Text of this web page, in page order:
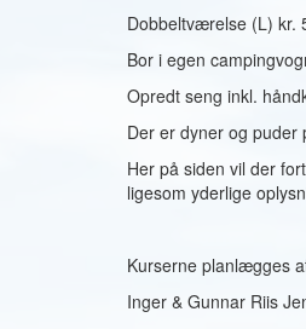
Dobbeltværelse (L) kr.
Bor i egen
Opredt seng inkl.
Der er dyner og puder
Her på siden vil der
ligesom yderlige
Kurserne planlægges
Inger & Gunnar Riis